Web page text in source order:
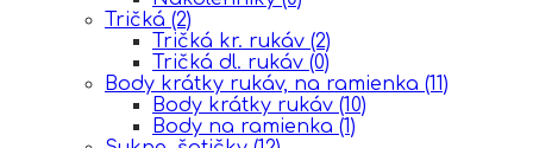
Tričká (2)
Tričká kr. rukáv (2)
Tričká dl. rukáv (0)
Body krátky rukáv, na ramienka (11)
Body krátky rukáv (10)
Body na ramienka (1)